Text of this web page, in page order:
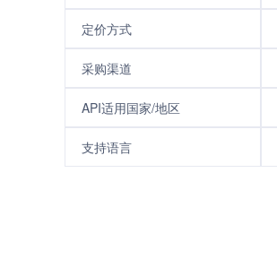
定价方式
采购渠道
API适用国家/地区
支持语言